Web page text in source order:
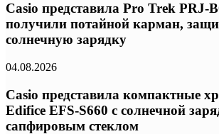
Casio представила Pro Trek PRJ-
получили потайной карман,
солнечную зарядку
04.08.2026
Casio представила компактные
Edifice EFS-S660 с солнечной
сапфировым стеклом